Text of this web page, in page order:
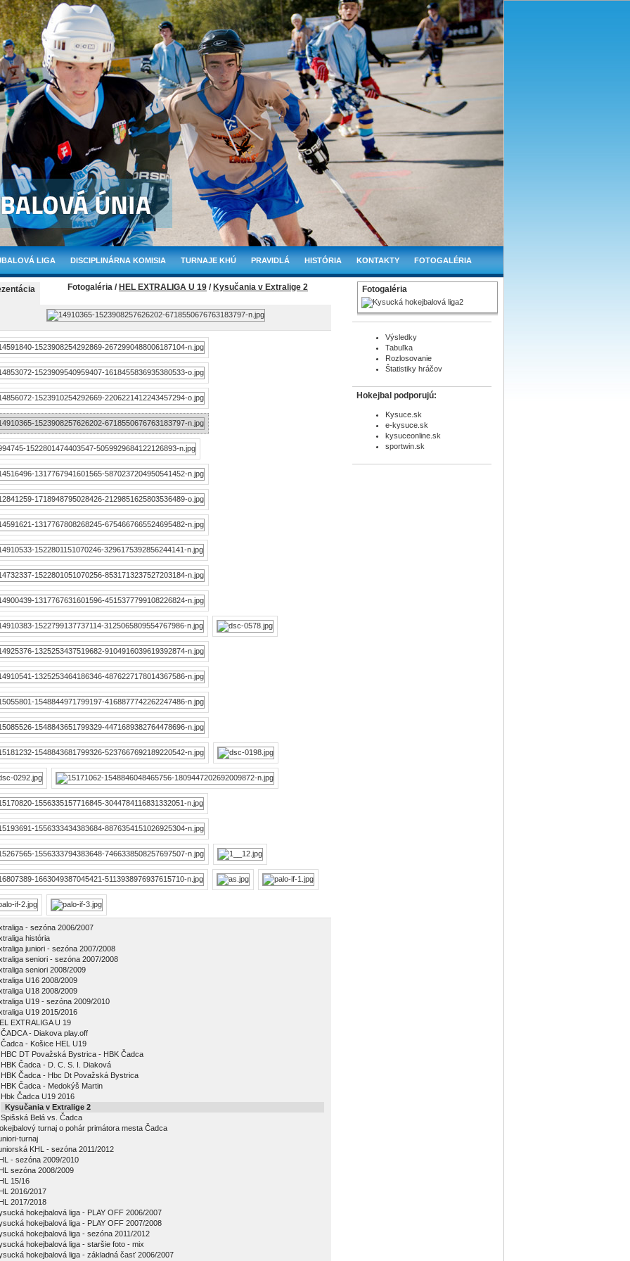
LIGA DISCIPLINÁRNA KOMISIA TURNAJE KHÚ PRAVIDLÁ HISTÓRIA KONTAKTY FOTOGALÉRIA
Fotogaléria / HEL EXTRALIGA U 19 / Kysučania v Extralige 2
- sezóna 2006/2007
história
juniori - sezóna 2007/2008
seniori - sezóna 2007/2008
seniori 2008/2009
U16 2008/2009
U18 2008/2009
U19 - sezóna 2009/2010
U19 2015/2016
EXTRALIGA U 19
ČADCA - Diakova play.off
Čadca - Košice HEL U19
HBC DT Považská Bystrica - HBK Čadca
HBK Čadca - D. C. S. I. Diaková
HBK Čadca - Hbc Dt Považská Bystrica
HBK Čadca - Medokýš Martin
Hbk Čadca U19 2016
Kysučania v Extralige 2
Spišská Belá vs. Čadca
turnaj o pohár primátora mesta Čadca
turnaj
KHL - sezóna 2011/2012
- sezóna 2009/2010
sezóna 2008/2009
15/16
2016/2017
2017/2018
hokejbalová liga - PLAY OFF 2006/2007
hokejbalová liga - PLAY OFF 2007/2008
hokejbalová liga - sezóna 2011/2012
hokejbalová liga - staršie foto - mix
hokejbalová liga - základná časť 2006/2007
Fotogaléria
Výsledky
Tabuľka
Rozlosovanie
Štatistiky hráčov
Hokejbal podporujú:
Kysuce.sk
e-kysuce.sk
kysuceonline.sk
sportwin.sk